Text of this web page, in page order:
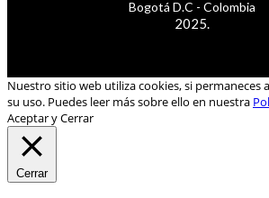
Bogotá D.C - Colombia
2025.
Nuestro sitio web utiliza cookies, si permaneces
su uso. Puedes leer más sobre ello en nuestra
Aceptar y Cerrar
Cerrar